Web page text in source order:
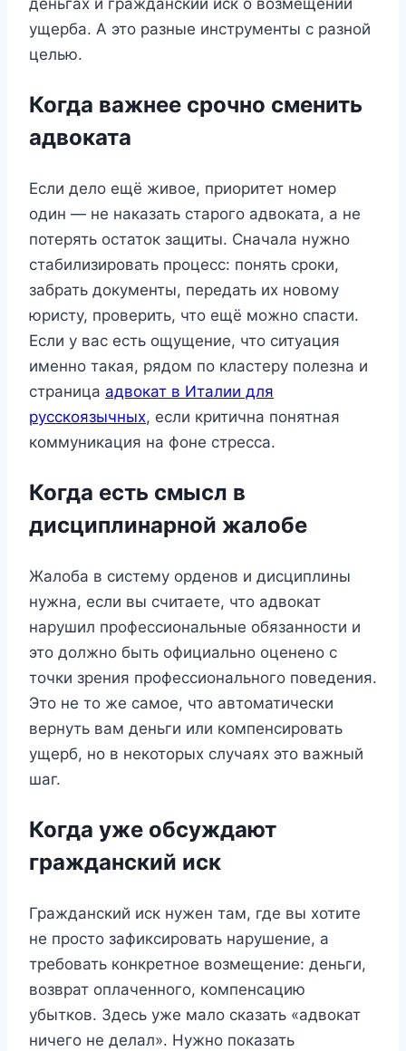
деньгах и гражданский иск о возмещении
ущерба. А это разные инструменты с разной
целью.
Когда важнее срочно сменить
адвоката
Если дело ещё живое, приоритет номер
один — не наказать старого адвоката, а не
потерять остаток защиты. Сначала нужно
стабилизировать процесс: понять сроки,
забрать документы, передать их новому
юристу, проверить, что ещё можно спасти.
Если у вас есть ощущение, что ситуация
именно такая, рядом по кластеру полезна и
страница адвокат в Италии для
русскоязычных, если критична понятная
коммуникация на фоне стресса.
Когда есть смысл в
дисциплинарной жалобе
Жалоба в систему орденов и дисциплины
нужна, если вы считаете, что адвокат
нарушил профессиональные обязанности и
это должно быть официально оценено с
точки зрения профессионального поведения.
Это не то же самое, что автоматически
вернуть вам деньги или компенсировать
ущерб, но в некоторых случаях это важный
шаг.
Когда уже обсуждают
гражданский иск
Гражданский иск нужен там, где вы хотите
не просто зафиксировать нарушение, а
требовать конкретное возмещение: деньги,
возврат оплаченного, компенсацию
убытков. Здесь уже мало сказать «адвокат
ничего не делал». Нужно показать